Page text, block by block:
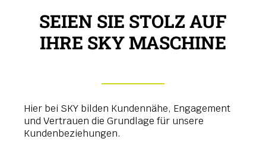
SEIEN SIE STOLZ AUF
IHRE SKY MASCHINE
Hier bei SKY bilden Kundennähe, Engagement
und Vertrauen die Grundlage für unsere
Kundenbeziehungen.